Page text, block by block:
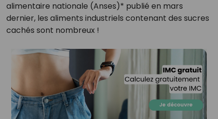
alimentaire nationale (Anses)* publié en mars
dernier, les aliments industriels contenant des sucres
cachés sont nombreux !